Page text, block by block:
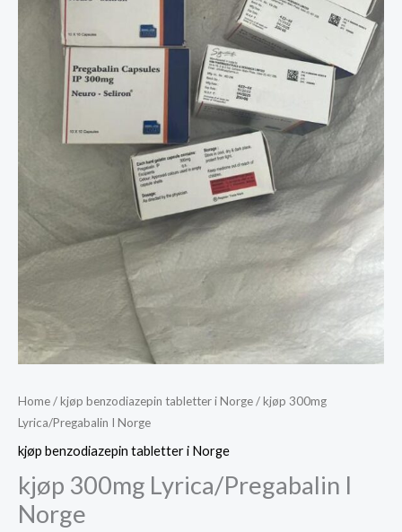
Home/kjøp benzodiazepin tabletter i Norge/ kjøp 300mg
Lyrica/Pregabalin I Norge
kjøp benzodiazepin tabletter i Norge
kjøp 300mg Lyrica/Pregabalin I
Norge